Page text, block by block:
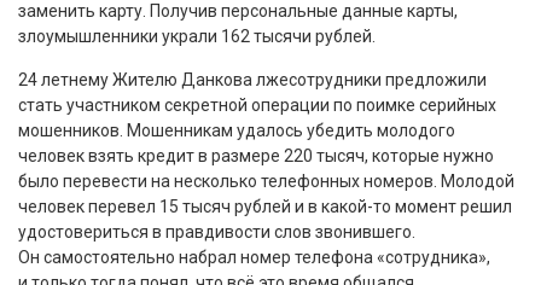
заменить карту. Получив персональные данные карты,
злоумышленники украли 162 тысячи рублей.
24 летнему Жителю Данкова лжесотрудники предложили
стать участником секретной операции по поимке серийных
мошенников. Мошенникам удалось убедить молодого
человек взять кредит в размере 220 тысяч, которые нужно
было перевести на несколько телефонных номеров. Молодой
человек перевел 15 тысяч рублей и в какой-то момент решил
удостовериться в правдивости слов звонившего.
Он самостоятельно набрал номер телефона «сотрудника»,